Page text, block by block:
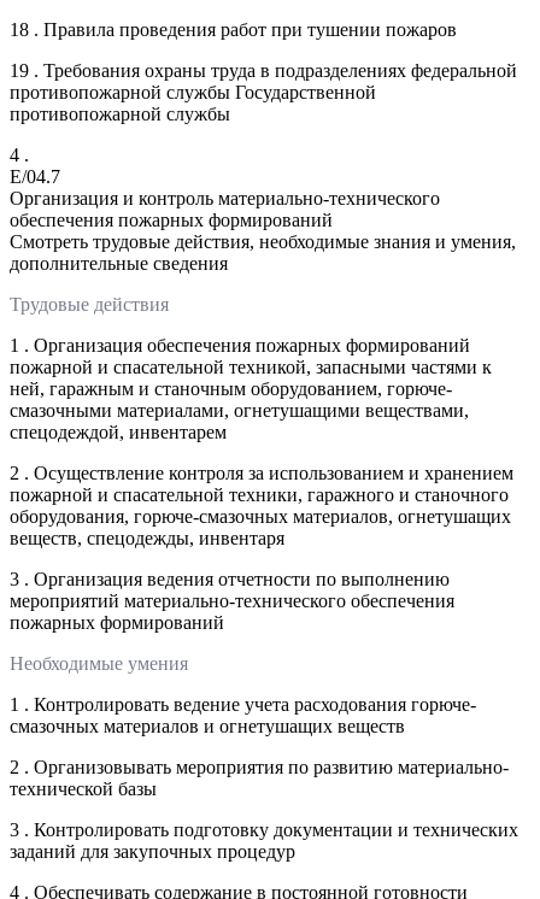
18 . Правила проведения работ при тушении пожаров
19 . Требования охраны труда в подразделениях федеральной
противопожарной службы Государственной
противопожарной службы
4 .
E/04.7
Организация и контроль материально-технического
обеспечения пожарных формирований
Смотреть трудовые действия, необходимые знания и умения,
дополнительные сведения
Трудовые действия
1 . Организация обеспечения пожарных формирований
пожарной и спасательной техникой, запасными частями к
ней, гаражным и станочным оборудованием, горюче-
смазочными материалами, огнетушащими веществами,
спецодеждой, инвентарем
2 . Осуществление контроля за использованием и хранением
пожарной и спасательной техники, гаражного и станочного
оборудования, горюче-смазочных материалов, огнетушащих
веществ, спецодежды, инвентаря
3 . Организация ведения отчетности по выполнению
мероприятий материально-технического обеспечения
пожарных формирований
Необходимые умения
1 . Контролировать ведение учета расходования горюче-
смазочных материалов и огнетушащих веществ
2 . Организовывать мероприятия по развитию материально-
технической базы
3 . Контролировать подготовку документации и технических
заданий для закупочных процедур
4 . Обеспечивать содержание в постоянной готовности